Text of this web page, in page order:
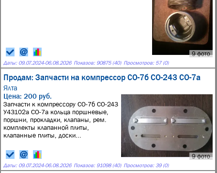
9 фото
Даты: 09.07.2024-06.08.2026 Показов: 90875 (40) Просмотров: 57 (0)
Продам: Запчасти на компрессор СО-7б СО-243 СО-7а
Ялта
9 фото
Цена: 200 руб.
Запчасти к компрессору СО-7б СО-243
У43102а СО-7а кольца поршневые,
поршни, прокладки, клапаны, рем.
комплекты клапанной плиты,
клапанные плиты, доски...
Даты: 09.07.2024-06.08.2026 Показов: 91098 (40) Просмотров: 39 (0)